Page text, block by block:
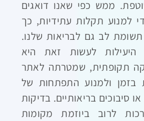
ממש כפי שאנו דואגים
למנוע תקלות עתידיות, כך
תשומת לב גם לבריאות שלנו.
לעשות זאת היא
תקופתית, שמטרתה לאתר
בזמן ולמנוע התפתחות של
סיבוכים בריאותיים. בדיקות
לרוב ביוזמת מקומות